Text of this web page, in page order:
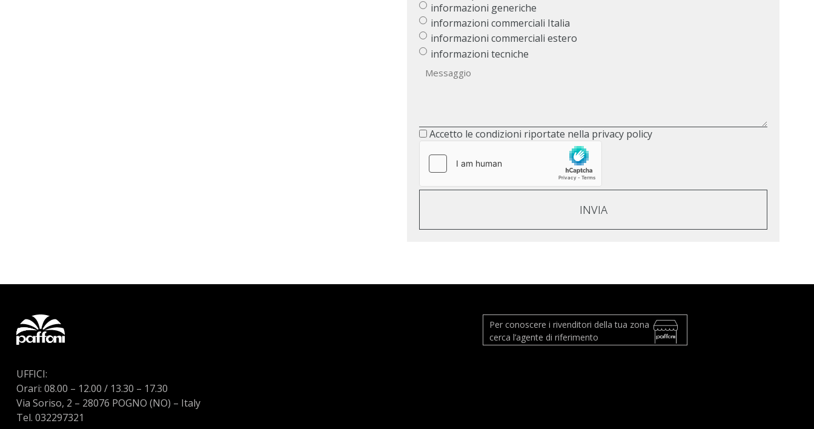
informazioni generiche
informazioni commerciali Italia
informazioni commerciali estero
informazioni tecniche
Accetto le condizioni riportate nella privacy policy
INVIA
UFFICI:
Orari: 08.00 – 12.00 / 13.30 – 17.30
Via Soriso, 2 – 28076 POGNO (NO) – Italy
Tel. 032297321
Per conoscere i rivenditori della tua zona
cerca l’agente di riferimento